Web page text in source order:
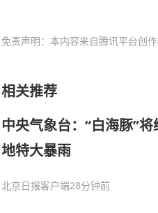
免责声明：本内容来自腾讯平台创
相关推荐
中央气象台：“白海豚”
地特大暴雨
北京日报客户端28分钟前